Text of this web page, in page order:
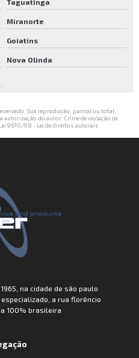
Taguatinga
Miranorte
Goiatins
Nova Olinda
Sua reprodução, parcial ou total,
do autor. Crime de violação de
Lei 9610/98 - Lei de direitos autorais
na cidade de são paulo
a rua florêncio
100% brasileira